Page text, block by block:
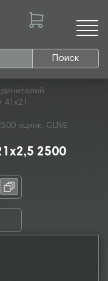
Поиск
41х21
оцинк. CLIVE
2500